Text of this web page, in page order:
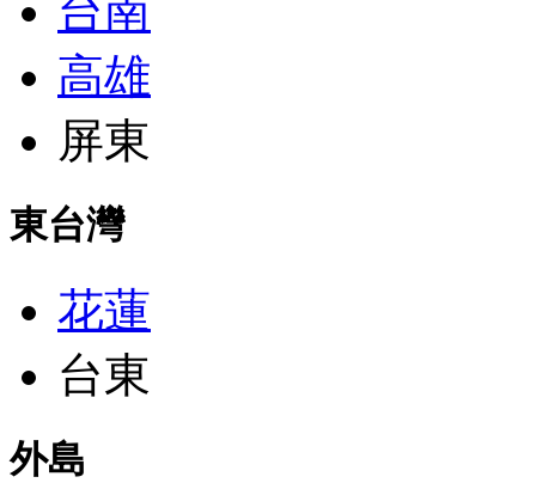
台南
高雄
屏東
東台灣
花蓮
台東
外島